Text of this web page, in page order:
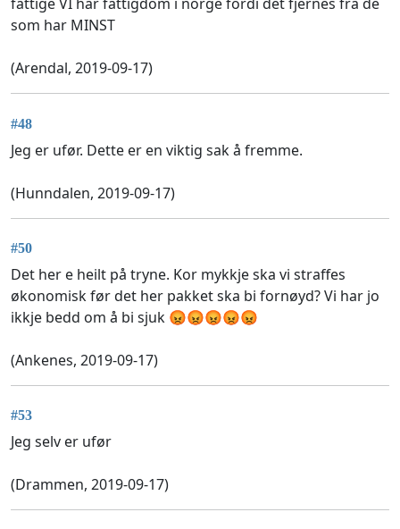
som har MINST
(Arendal, 2019-09-17)
#48
Jeg er ufør. Dette er en viktig sak å fremme.
(Hunndalen, 2019-09-17)
#50
Det her e heilt på tryne. Kor mykkje ska vi straffes
økonomisk før det her pakket ska bi fornøyd? Vi har jo
ikkje bedd om å bi sjuk 😡😡😡😡😡
(Ankenes, 2019-09-17)
#53
Jeg selv er ufør
(Drammen, 2019-09-17)